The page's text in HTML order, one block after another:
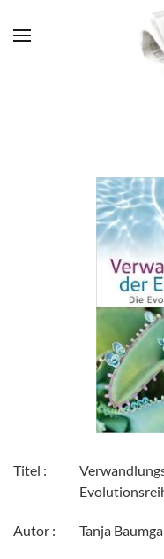
Zum Hauptinhalt
Titel :
Autor : Tanja